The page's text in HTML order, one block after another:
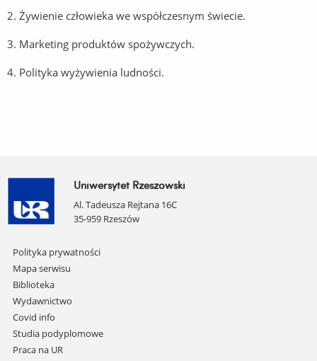
2. Żywienie człowieka we współczesnym świecie.
3. Marketing produktów spożywczych.
4. Polityka wyżywienia ludności.
Uniwersytet Rzeszowski
Al. Tadeusza Rejtana 16C
35-959 Rzeszów
Pomiń
nawigację
i
przejdź
do
treści
Polityka prywatności
Mapa serwisu
Biblioteka
Wydawnictwo
Covid info
Studia podyplomowe
Praca na UR